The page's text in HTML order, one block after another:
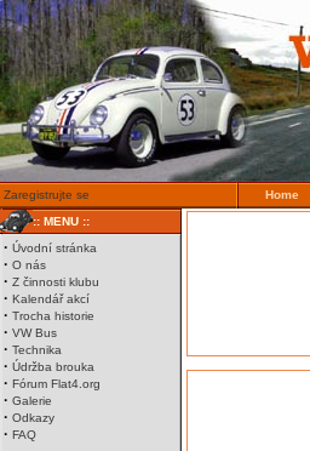
Zaregistrujte se Home
:: MENU ::
· Úvodní stránka
· O nás
· Z činnosti klubu
· Kalendář akcí
· Trocha historie
· VW Bus
· Technika
· Údržba brouka
· Fórum Flat4.org
· Galerie
· Odkazy
· FAQ